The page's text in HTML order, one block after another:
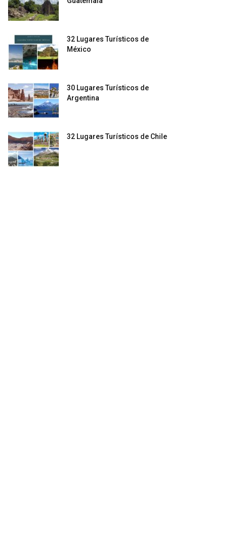
32 Lugares Turísticos de
México
30 Lugares Turísticos de
Argentina
32 Lugares Turísticos de Chile